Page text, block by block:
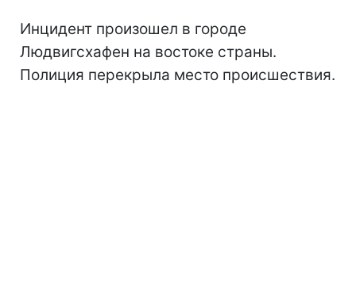
Инцидент произошел в городе
Людвигсхафен на востоке страны.
Полиция перекрыла место происшествия.